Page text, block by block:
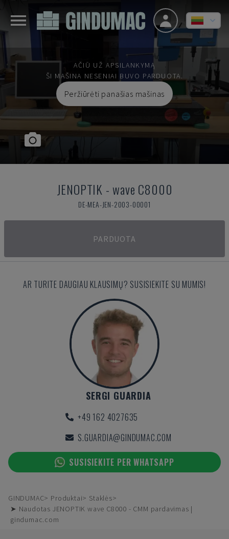
AČIŪ UŽ APSILANKYMĄ
ŠI MAŠINA NESENIAI BUVO PARDUOTA.
Peržiūrėti panašias mašinas
JENOPTIK - wave C8000
DE-MEA-JEN-2003-00001
PARDUOTA
AR TURITE DAUGIAU KLAUSIMŲ? SUSISIEKITE SU MUMIS!
SERGI GUARDIA
+49 162 4027635
S.GUARDIA@GINDUMAC.COM
SUSISIEKITE PER WHATSAPP
GINDUMAC Produktai
Staklės
➤ Naudotas JENOPTIK wave C8000 - CMM pardavimas |
gindumac.com